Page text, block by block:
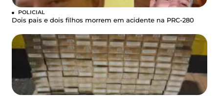
POLICIAL
Dois pais e dois filhos morrem em acidente na PRC-280